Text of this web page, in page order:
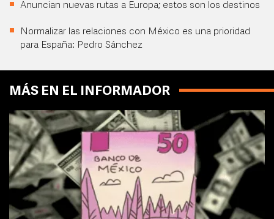
Anuncian nuevas rutas a Europa; estos son los destinos
Normalizar las relaciones con México es una prioridad
para España: Pedro Sánchez
MÁS EN EL INFORMADOR